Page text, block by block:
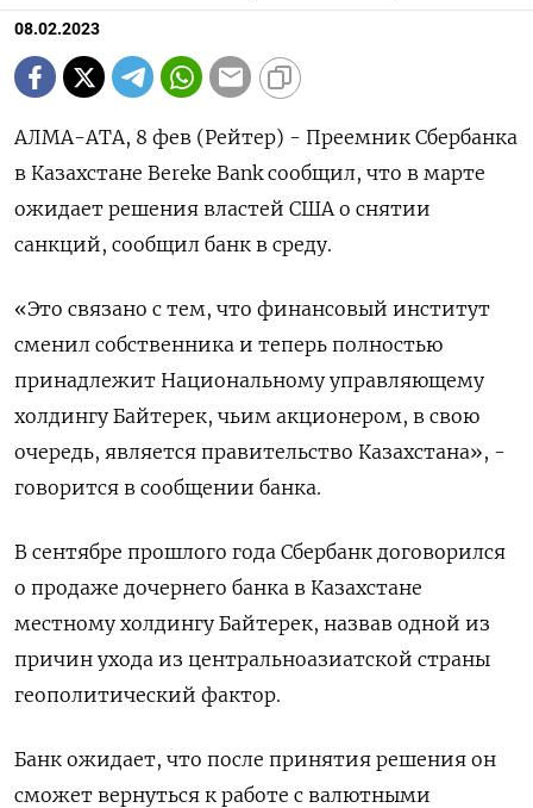
08.02.2023
АЛМА-АТА, 8 фев (Рейтер) - Преемник Сбербанка
в Казахстане Bereke Bank сообщил, что в марте
ожидает решения властей США о снятии
санкций, сообщил банк в среду.
«Это связано с тем, что финансовый институт
сменил собственника и теперь полностью
принадлежит Национальному управляющему
холдингу Байтерек, чьим акционером, в свою
очередь, является правительство Казахстана», -
говорится в сообщении банка.
В сентябре прошлого года Сбербанк договорился
о продаже дочернего банка в Казахстане
местному холдингу Байтерек, назвав одной из
причин ухода из центральноазиатской страны
геополитический фактор.
Банк ожидает, что после принятия решения он
сможет вернуться к работе с валютными